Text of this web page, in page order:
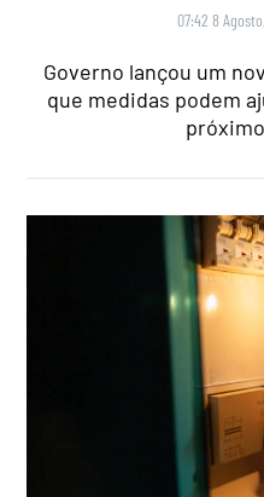
07:42 8
Governo lançou um
que medidas podem